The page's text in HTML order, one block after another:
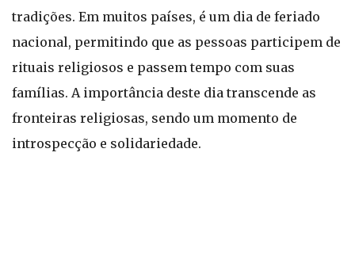
tradições. Em muitos países, é um dia de feriado
nacional, permitindo que as pessoas participem de
rituais religiosos e passem tempo com suas
famílias. A importância deste dia transcende as
fronteiras religiosas, sendo um momento de
introspecção e solidariedade.